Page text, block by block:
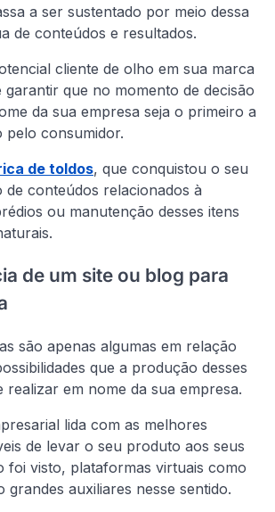
a ser sustentado por meio dessa
de conteúdos e resultados.
cliente de olho em sua marca
que no momento de decisão
da sua empresa seja o primeiro a
pelo consumidor.
de toldos, que conquistou o seu
de conteúdos relacionados à
ou manutenção desses itens
de um site ou blog para
são apenas algumas em relação
que a produção desses
realizar em nome da sua empresa.
lida com as melhores
de levar o seu produto aos seus
foi visto, plataformas virtuais como
grandes auxiliares nesse sentido.